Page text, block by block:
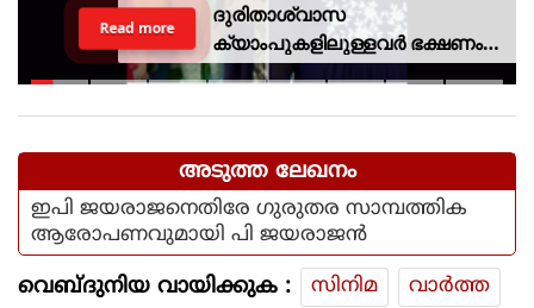
ദുരിതാശ്വാസ
ക്യാംപുകളിലുള്ളവർ ഭക്ഷണം
കഴിക്കുന്നത് സ്വന്തം കാശ്
Read more
അടുത്ത ലേഖനം
ഇപി ജയരാജനെതിരേ ഗുരുതര സാമ്പത്തിക
ആരോപണവുമായി പി ജയരാജന്‍
വെബ്ദുനിയ വായിക്കുക : സിനിമ
വാര്‍ത്ത